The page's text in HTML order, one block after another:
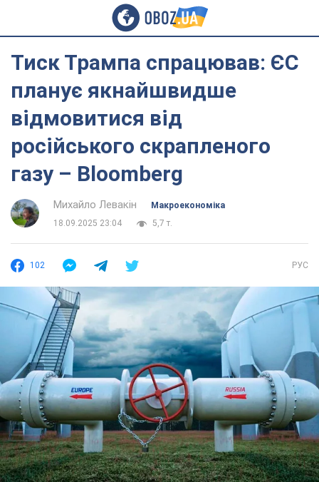
Тиск Трампа спрацював: ЄС
планує якнайшвидше
відмовитися від
російського скрапленого
газу – Bloomberg
Михайло Левакін
Mакроекономіка
18.09.2025 23:04
5,7 т.
102 РУС